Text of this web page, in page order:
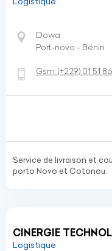
Dowa
Port-novo - Bénin
Gsm:(+229) 01 51
Service de livraison et
porto Novo et Cotonou.
CINERGIE
Logistique